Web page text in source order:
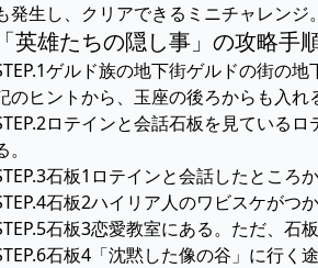
発生し、クリアできるミニチャレンジ。
「英雄たちの隠し事」の攻略手
ゲルド族の地下街ゲルドの街の
のヒントから、玉座の後ろからも入れ
ロテインと会話石板を見ている
。
石板1ロテインと会話したところ
石板2ハイリア人のワビスケが
石板3恋愛教室にある。ただ、
石板4「沈黙した像の谷」に行